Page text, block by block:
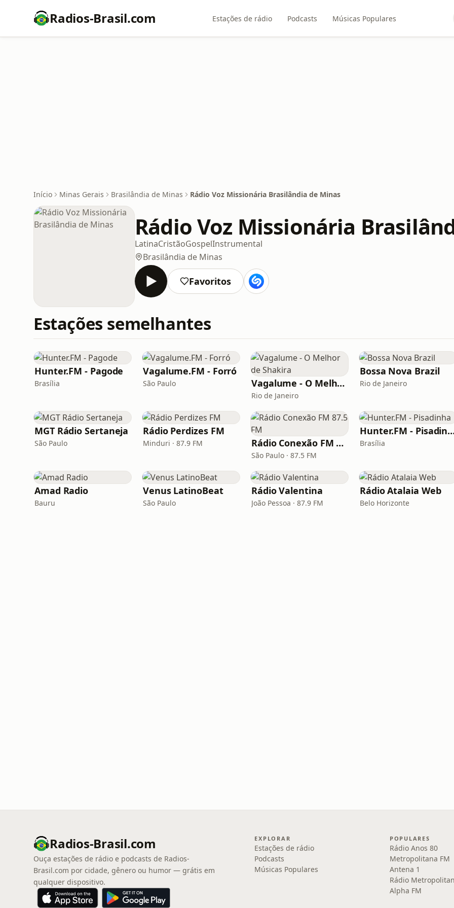
Radios-Brasil.com Estações de rádio Podcasts Músicas Populares
Início Minas Gerais Brasilândia de Minas Rádio Voz Missionária Brasilândia de Minas
Rádio Voz Missionária
LatinaCristãoGospelInstrumental
Brasilândia de Minas
Favoritos
Estações semelhantes
Hunter.FM - Pagode
Brasília
Vagalume.FM - Forró
São Paulo Vagalume - O Melhor de Shakira
Rio de Janeiro
Bossa Nova Brazil
Rio de Janeiro
MGT Rádio Sertaneja
São Paulo
Rádio Perdizes FM
Minduri · 87.9 FM Rádio Conexão FM 87.5 FM
São Paulo · 87.5 FM
Hunter.FM -
Brasília
Amad Radio
Bauru
Venus LatinoBeat
São Paulo
Rádio Valentina
João Pessoa · 87.9 FM
Rádio Atalaia Web
Belo Horizonte
Radios-Brasil.com
Ouça estações de rádio e podcasts de Radios-
Brasil.com por cidade, gênero ou humor — grátis em
qualquer dispositivo.
EXPLORAR
Estações de rádio
Podcasts
Músicas Populares
POPULARES
Rádio Anos 80
Metropolitana FM
Antena 1
Rádio
Alpha FM